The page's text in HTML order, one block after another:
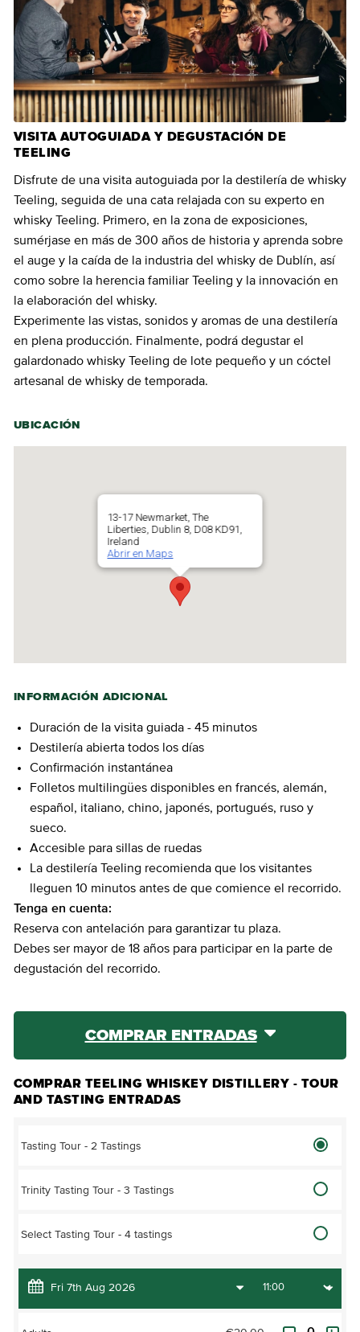
VISITA AUTOGUIADA Y DEGUSTACIÓN DE
TEELING
Disfrute de una visita autoguiada por la destilería de whisky
Teeling, seguida de una cata relajada con su experto en
whisky Teeling. Primero, en la zona de exposiciones,
sumérjase en más de 300 años de historia y aprenda sobre
el auge y la caída de la industria del whisky de Dublín, así
como sobre la herencia familiar Teeling y la innovación en
la elaboración del whisky.
Experimente las vistas, sonidos y aromas de una destilería
en plena producción. Finalmente, podrá degustar el
galardonado whisky Teeling de lote pequeño y un cóctel
artesanal de whisky de temporada.
UBICACIÓN
13-17 Newmarket, The
Liberties, Dublin 8, D08 KD91,
Ireland
Abrir en Maps
INFORMACIÓN ADICIONAL
Duración de la visita guiada - 45 minutos
Destilería abierta todos los días
Confirmación instantánea
Folletos multilingües disponibles en francés, alemán,
español, italiano, chino, japonés, portugués, ruso y
sueco.
Accesible para sillas de ruedas
La destilería Teeling recomienda que los visitantes
lleguen 10 minutos antes de que comience el recorrido.
Tenga en cuenta:
Reserva con antelación para garantizar tu plaza.
Debes ser mayor de 18 años para participar en la parte de
degustación del recorrido.
COMPRAR ENTRADAS
COMPRAR TEELING WHISKEY DISTILLERY - TOUR
AND TASTING ENTRADAS
Tasting Tour - 2 Tastings
Trinity Tasting Tour - 3 Tastings
Select Tasting Tour - 4 tastings